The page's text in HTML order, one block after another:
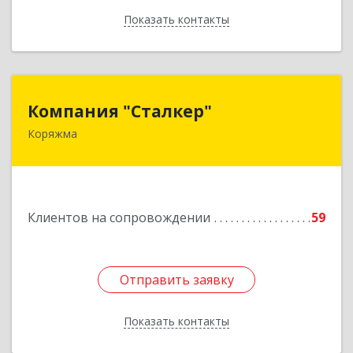
Показать контакты
Назад
Компания "Сталкер"
Коряжма
Клиентов на сопровождении 59
Отправить заявку
Показать контакты
Отправить заявку
Назад